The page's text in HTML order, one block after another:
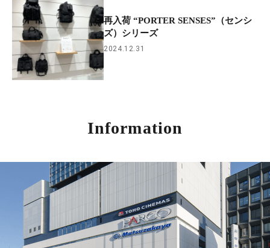
再入荷 “PORTER SENSES”（センシ
ズ）シリーズ
2024.12.31
Information